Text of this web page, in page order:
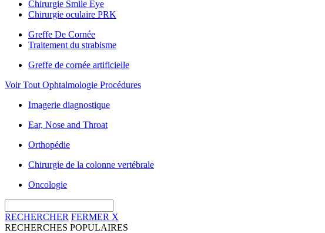
Chirurgie Smile Eye
Chirurgie oculaire PRK
Greffe De Cornée
Traitement du strabisme
Greffe de cornée artificielle
Voir Tout Ophtalmologie Procédures
Imagerie diagnostique
Ear, Nose and Throat
Orthopédie
Chirurgie de la colonne vertébrale
Oncologie
RECHERCHER FERMER X
RECHERCHES POPULAIRES